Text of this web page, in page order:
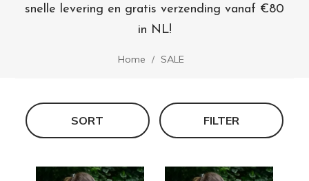
snelle levering en gratis verzending vanaf €80
in NL!
Home SALE
SORT FILTER